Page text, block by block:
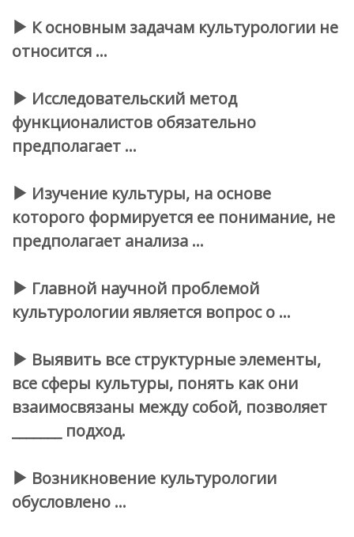
К основным задачам культурологии не
относится …
Исследовательский метод
функционалистов обязательно
предполагает …
Изучение культуры, на основе
которого формируется ее понимание, не
предполагает анализа …
Главной научной проблемой
культурологии является вопрос о …
Выявить все структурные элементы,
все сферы культуры, понять как они
взаимосвязаны между собой, позволяет
_______ подход.
Возникновение культурологии
обусловлено …